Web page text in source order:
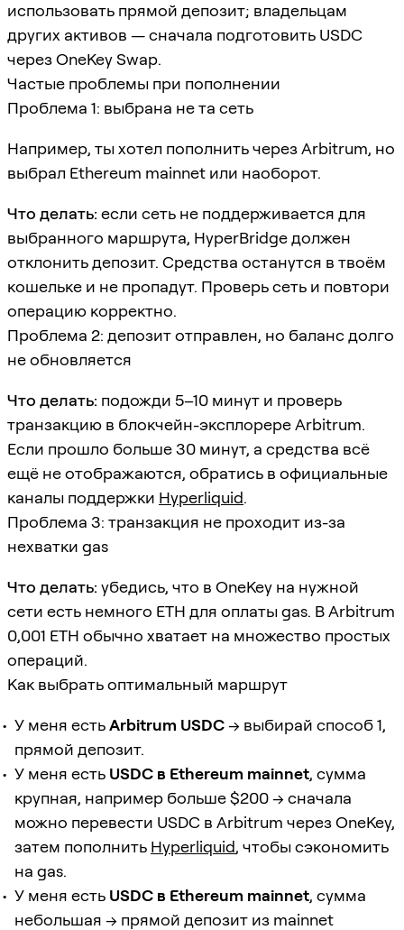
использовать прямой депозит; владельцам
других активов — сначала подготовить USDC
через OneKey Swap.
Частые проблемы при пополнении
Проблема 1: выбрана не та сеть
Например, ты хотел пополнить через Arbitrum, но
выбрал Ethereum mainnet или наоборот.
Что делать: если сеть не поддерживается для
выбранного маршрута, HyperBridge должен
отклонить депозит. Средства останутся в твоём
кошельке и не пропадут. Проверь сеть и повтори
операцию корректно.
Проблема 2: депозит отправлен, но баланс долго
не обновляется
Что делать: подожди 5–10 минут и проверь
транзакцию в блокчейн-эксплорере Arbitrum.
Если прошло больше 30 минут, а средства всё
ещё не отображаются, обратись в официальные
каналы поддержки Hyperliquid.
Проблема 3: транзакция не проходит из-за
нехватки gas
Что делать: убедись, что в OneKey на нужной
сети есть немного ETH для оплаты gas. В Arbitrum
0,001 ETH обычно хватает на множество простых
операций.
Как выбрать оптимальный маршрут
У меня естьArbitrum USDC→ выбирай способ 1,
прямой депозит.
У меня есть USDC в Ethereum mainnet, сумма
крупная, например больше $200 → сначала
можно перевести USDC в Arbitrum через OneKey,
затем пополнить Hyperliquid, чтобы сэкономить
на gas.
У меня есть USDC в Ethereum mainnet, сумма
небольшая → прямой депозит из mainnet